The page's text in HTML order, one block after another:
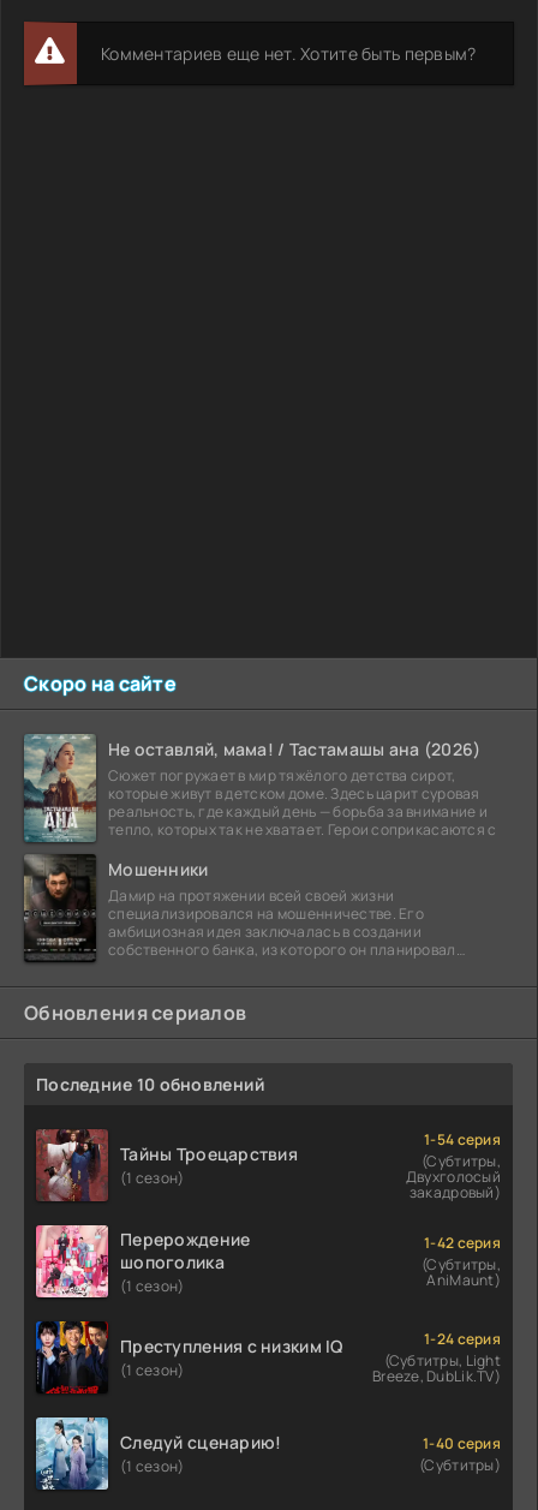
Скоро на сайте
Не оставляй, мама! / Тастамашы ана (2026)
Сюжет погружает в мир тяжёлого детства сирот,
которые живут в детском доме. Здесь царит суровая
реальность, где каждый день — борьба за внимание и
тепло, которых так не хватает. Герои соприкасаются с
Мошенники
Дамир на протяжении всей своей жизни
специализировался на мошенничестве. Его
амбициозная идея заключалась в создании
собственного банка, из которого он планировал
Обновления сериалов
Последние 10 обновлений
Тайны Троецарствия
(1 сезон)
1-54 серия
(Субтитры,
Двухголосый
закадровый)
Перерождение
шопоголика
(1 сезон)
1-42 серия
(Субтитры,
AniMaunt)
Преступления с низким IQ
(1 сезон)
1-24 серия
(Субтитры, Light
Breeze, DubLik.TV)
Следуй сценарию!
(1 сезон)
1-40 серия
(Субтитры)
Комментариев еще нет. Хотите быть первым?